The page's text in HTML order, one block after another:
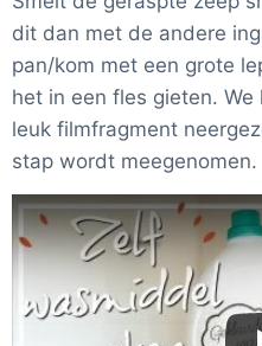
dit dan met de andere
pan/kom met een grote
het in een fles gieten.
leuk filmfragment
stap wordt meegenomen.